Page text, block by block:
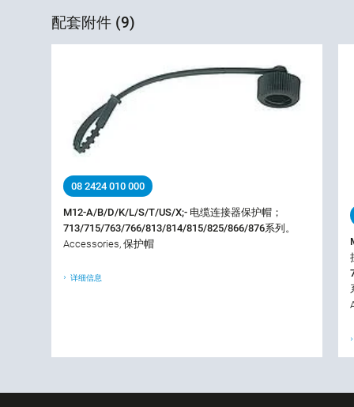
配套附件 (9)
08 2424 010 000
M12-A/B/D/K/L/S/T/US/X;- 电缆连接器保护帽；
713/715/763/766/813/814/815/825/866/876系列。
Accessories, 保护帽
详细信息